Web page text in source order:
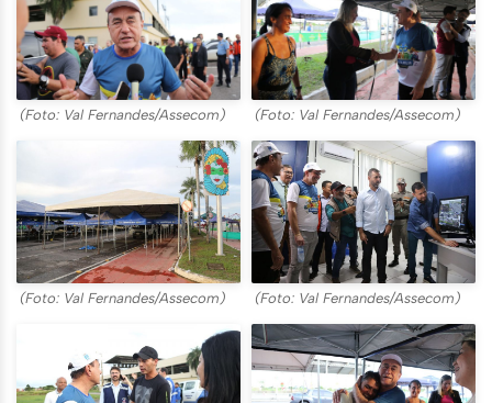
(Foto: Val Fernandes/Assecom) (Foto: Val Fernandes/Assecom)
(Foto: Val Fernandes/Assecom) (Foto: Val Fernandes/Assecom)